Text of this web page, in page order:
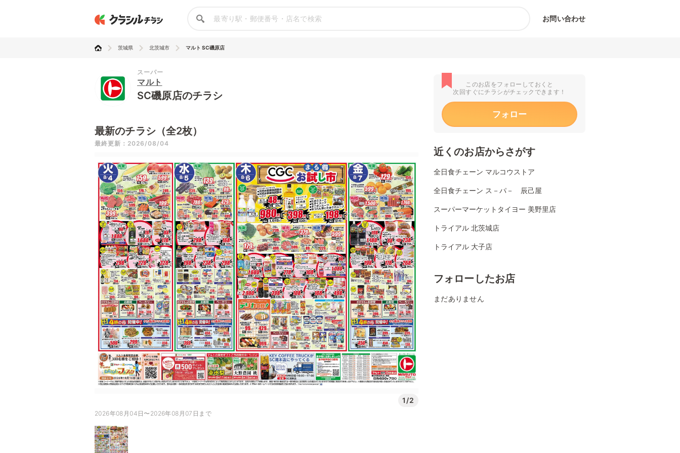
お問い合わせ
茨城県 北茨城市 マルト SC磯原店
スーパー
マルト
SC磯原店のチラシ
最新のチラシ（全2枚）
最終更新：2026/08/04
1/2
2026年08月04日〜2026年08月07日まで
このお店をフォローしておくと
次回すぐにチラシがチェックできます！
フォロー
近くのお店からさがす
全日食チェーン マルコウストア
全日食チェーン ス－パ－ 辰己屋
スーパーマーケットタイヨー 美野里店
トライアル 北茨城店
トライアル 大子店
フォローしたお店
まだありません